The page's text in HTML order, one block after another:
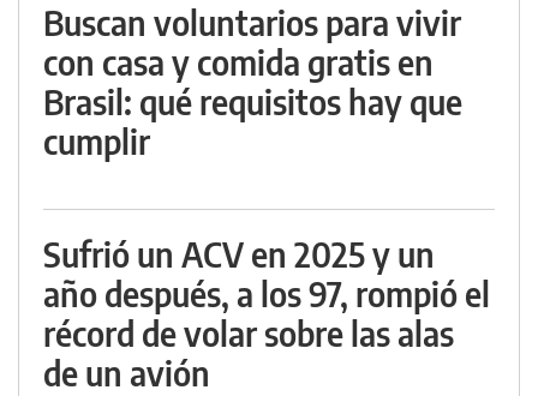
Buscan voluntarios para vivir
con casa y comida gratis en
Brasil: qué requisitos hay que
cumplir
Sufrió un ACV en 2025 y un
año después, a los 97, rompió el
récord de volar sobre las alas
de un avión